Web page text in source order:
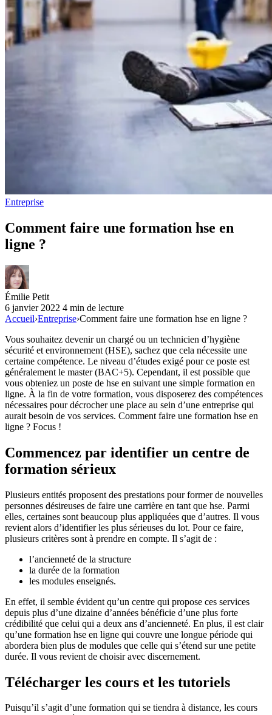
Entreprise
Comment faire une formation hse en
ligne ?
Émilie Petit
6 janvier 2022 4 min de lecture
Accueil›Entreprise›Comment faire une formation hse en ligne ?
Vous souhaitez devenir un chargé ou un technicien d’hygiène
sécurité et environnement (HSE), sachez que cela nécessite une
certaine compétence. Le niveau d’études exigé pour ce poste est
généralement le master (BAC+5). Cependant, il est possible que
vous obteniez un poste de hse en suivant une simple formation en
ligne. À la fin de votre formation, vous disposerez des compétences
nécessaires pour décrocher une place au sein d’une entreprise qui
aurait besoin de vos services. Comment faire une formation hse en
ligne ? Focus !
Commencez par identifier un centre de
formation sérieux
Plusieurs entités proposent des prestations pour former de nouvelles
personnes désireuses de faire une carrière en tant que hse. Parmi
elles, certaines sont beaucoup plus appliquées que d’autres. Il vous
revient alors d’identifier les plus sérieuses du lot. Pour ce faire,
plusieurs critères sont à prendre en compte. Il s’agit de :
l’ancienneté de la structure
la durée de la formation
les modules enseignés.
En effet, il semble évident qu’un centre qui propose ces services
depuis plus d’une dizaine d’années bénéficie d’une plus forte
crédibilité que celui qui a deux ans d’ancienneté. En plus, il est clair
qu’une formation hse en ligne qui couvre une longue période qui
abordera bien plus de modules que celle qui s’étend sur une petite
durée. Il vous revient de choisir avec discernement.
Télécharger les cours et les tutoriels
Puisqu’il s’agit d’une formation qui se tiendra à distance, les cours